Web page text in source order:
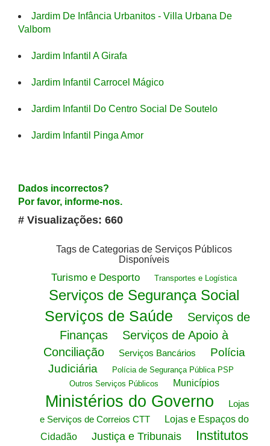
Jardim De Infância Urbanitos - Villa Urbana De
Valbom
Jardim Infantil A Girafa
Jardim Infantil Carrocel Mágico
Jardim Infantil Do Centro Social De Soutelo
Jardim Infantil Pinga Amor
Dados incorrectos?
Por favor, informe-nos.
# Visualizações: 660
Tags de Categorias de Serviços Públicos
Disponíveis
Turismo e Desporto Transportes e Logística
Serviços de Segurança Social
Serviços de Saúde
Serviços de
Finanças
Serviços de Apoio à
Conciliação
Serviços Bancários
Polícia
Judiciária
Polícia de Segurança Pública PSP
Outros Serviços Públicos
Municípios
Ministérios do Governo
Lojas
e Serviços de Correios CTT
Lojas e Espaços do
Cidadão
Justiça e Tribunais
Institutos